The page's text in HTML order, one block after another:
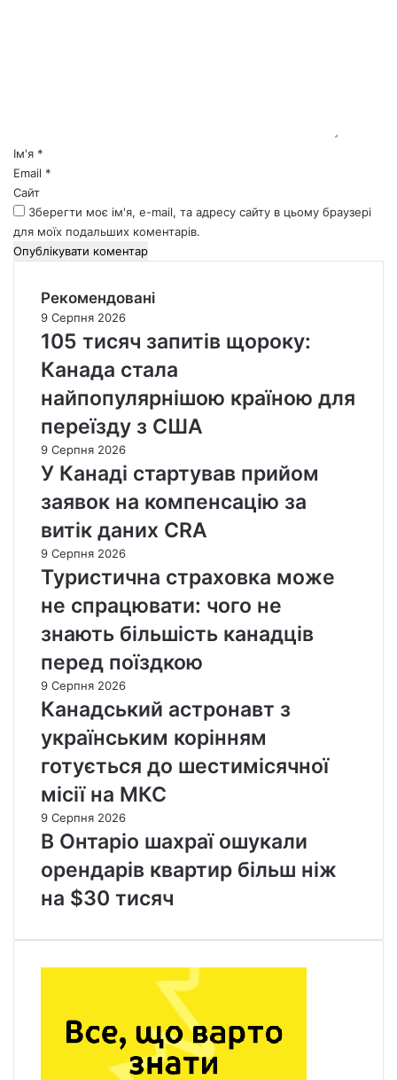
*Ім'я *
Email *
Сайт
Зберегти моє ім'я, e-mail, та адресу сайту в цьому браузері
для моїх подальших коментарів.
Рекомендовані
9 Серпня 2026
105 тисяч запитів щороку:
Канада стала
найпопулярнішою країною для
переїзду з США
9 Серпня 2026
У Канаді стартував прийом
заявок на компенсацію за
витік даних CRA
9 Серпня 2026
Туристична страховка може
не спрацювати: чого не
знають більшість канадців
перед поїздкою
9 Серпня 2026
Канадський астронавт з
українським корінням
готується до шестимісячної
місії на МКС
9 Серпня 2026
В Онтаріо шахраї ошукали
орендарів квартир більш ніж
на $30 тисяч